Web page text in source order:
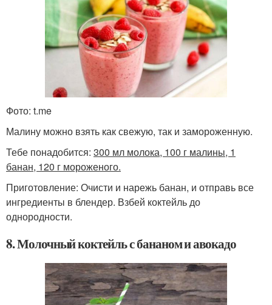
Фото: t.me
Малину можно взять как свежую, так и замороженную.
Тебе понадобится: 300 мл молока, 100 г малины, 1
банан, 120 г мороженого.
Приготовление: Очисти и нарежь банан, и отправь все
ингредиенты в блендер. Взбей коктейль до
однородности.
8. Молочный коктейль с бананом и авокадо